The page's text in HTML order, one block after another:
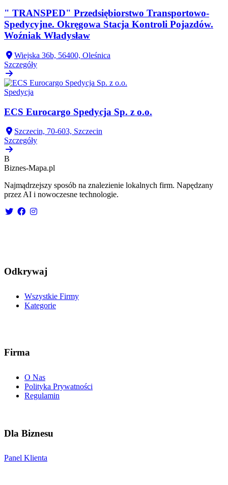
" TRANSPED" Przedsiębiorstwo Transportowo-
Spedycyjne. Okręgowa Stacja Kontroli Pojazdów.
Woźniak Władysław
Wiejska 36b, 56400, Oleśnica
Szczegóły
Spedycja
ECS Eurocargo Spedycja Sp. z o.o.
Szczecin, 70-603, Szczecin
Szczegóły
B
Biznes-Mapa.pl
Najmądrzejszy sposób na znalezienie lokalnych firm. Napędzany
przez AI i nowoczesne technologie.
Odkrywaj
Wszystkie Firmy
Kategorie
Firma
O Nas
Polityka Prywatności
Regulamin
Dla Biznesu
Panel Klienta